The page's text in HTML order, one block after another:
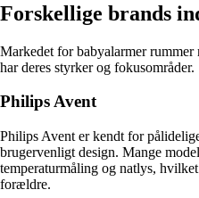
Forskellige brands
Markedet for babyalarmer
har deres styrker og fokusområder.
Philips Avent
Philips Avent er kendt for
brugervenligt design. Mange
temperaturmåling og natlys,
forældre.